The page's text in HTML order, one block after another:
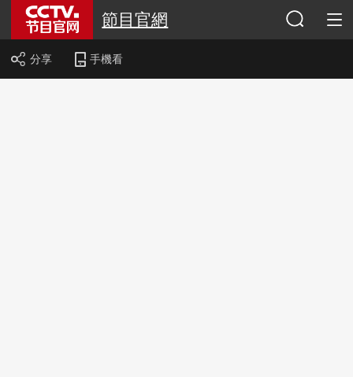
節目官網
分享 手機看